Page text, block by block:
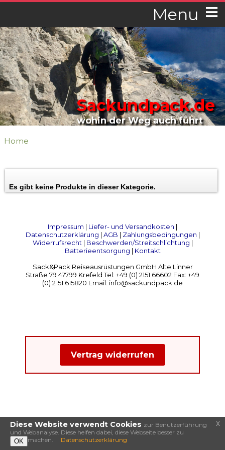
Menu
Sackundpack.de
wohin der Weg auch führt
Home
Es gibt keine Produkte in dieser Kategorie.
Impressum | Liefer- und Versandkosten |
Datenschutzerklärung | AGB | Zahlungsbedingungen |
Widerrufsrecht | Beschwerden/Streitschlichtung |
Batterieentsorgung | Kontakt
Sack&Pack Reiseausrüstungen GmbH Alte Linner
Straße 79 47799 Krefeld Tel: +49 (0) 2151 66602 Fax: +49
(0) 2151 615820 Email: info@sackundpack.de
Vertrag widerrufen
Diese Website verwendt Cookies zur Benutzerführung
und Webanalyse. Diese helfen dabei, diese Webseite besser zu
machen.
OK Datenschutzerklärung
x